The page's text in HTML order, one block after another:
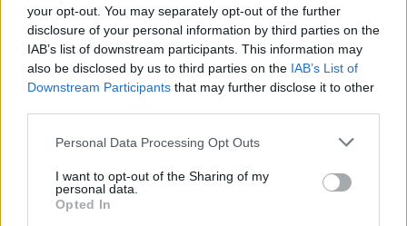
your opt-out. You may separately opt-out of the further
disclosure of your personal information by third parties on the
IAB’s list of downstream participants. This information may
also be disclosed by us to third parties on the IAB’s List of
Downstream Participants that may further disclose it to other
Personal Data Processing Opt Outs
I want to opt-out of the Sharing of my
personal data.
Opted In
Korábbi cikkek betöltése